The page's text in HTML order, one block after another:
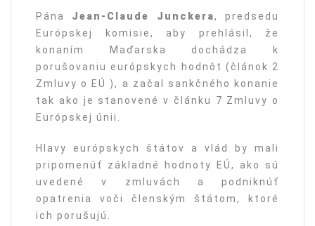
Pána Jean-Claude Junckera, predsedu
Európskej komisie, aby prehlásil, že
konaním Maďarska dochádza k
porušovaniu európskych hodnôt (článok 2
Zmluvy o EÚ ), ​​a začal sankčného konanie
tak ako je stanovené v článku 7 Zmluvy o
Európskej únii.
Hlavy európskych štátov a vlád by mali
pripomenúť základné hodnoty EÚ, ako sú
uvedené v zmluvách a podniknúť
opatrenia voči členským štátom, ktoré
ich porušujú.